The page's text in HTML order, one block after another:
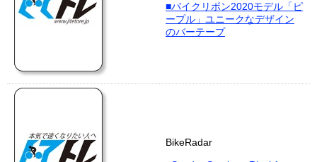
■バイクリボン2020モデル「ピ
ープル」ユニークなデザイン
のバーテープ
BikeRadar